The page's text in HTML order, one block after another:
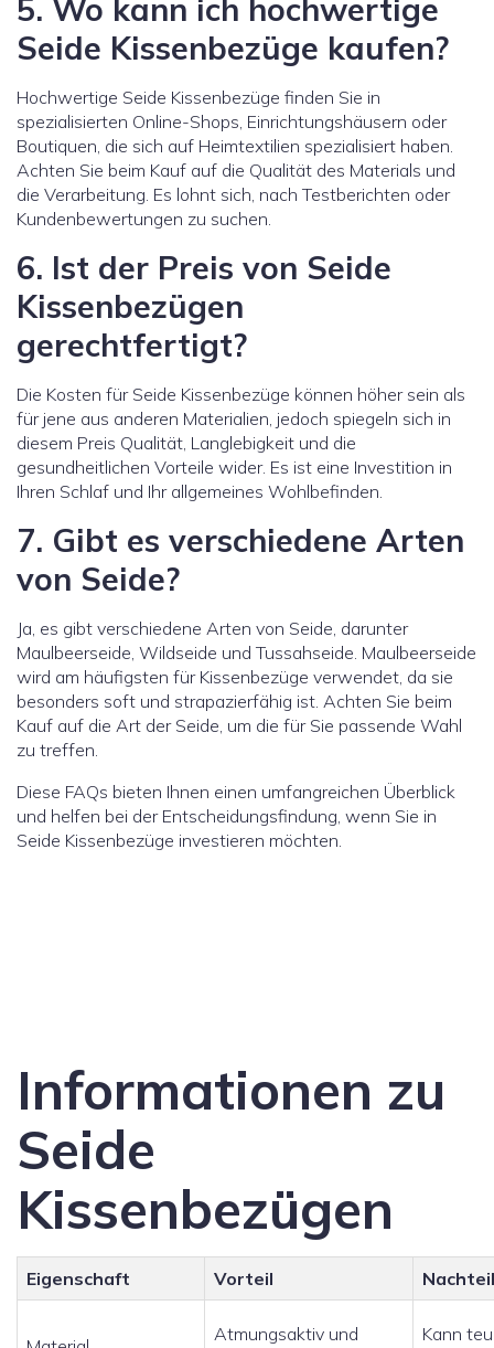
5. Wo kann ich hochwertige
Seide Kissenbezüge kaufen?
Hochwertige Seide Kissenbezüge finden Sie in
spezialisierten Online-Shops, Einrichtungshäusern oder
Boutiquen, die sich auf Heimtextilien spezialisiert haben.
Achten Sie beim Kauf auf die Qualität des Materials und
die Verarbeitung. Es lohnt sich, nach Testberichten oder
Kundenbewertungen zu suchen.
6. Ist der Preis von Seide
Kissenbezügen
gerechtfertigt?
Die Kosten für Seide Kissenbezüge können höher sein als
für jene aus anderen Materialien, jedoch spiegeln sich in
diesem Preis Qualität, Langlebigkeit und die
gesundheitlichen Vorteile wider. Es ist eine Investition in
Ihren Schlaf und Ihr allgemeines Wohlbefinden.
7. Gibt es verschiedene Arten
von Seide?
Ja, es gibt verschiedene Arten von Seide, darunter
Maulbeerseide, Wildseide und Tussahseide. Maulbeerseide
wird am häufigsten für Kissenbezüge verwendet, da sie
besonders soft und strapazierfähig ist. Achten Sie beim
Kauf auf die Art der Seide, um die für Sie passende Wahl
zu treffen.
Diese FAQs bieten Ihnen einen umfangreichen Überblick
und helfen bei der Entscheidungsfindung, wenn Sie in
Seide Kissenbezüge investieren möchten.
Informationen zu
Seide
Kissenbezügen
Eigenschaft Vorteil Nachteil
Atmungsaktiv und
Kann